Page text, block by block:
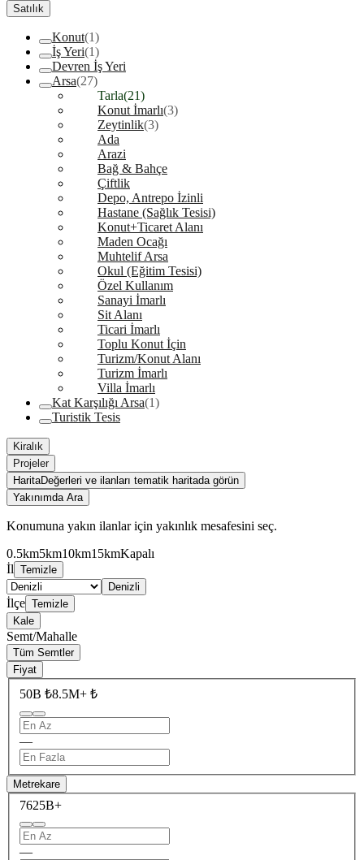
Satılık
Konut(1)
İş Yeri(1)
Devren İş Yeri
Arsa(27)
Tarla(21)
Konut İmarlı(3)
Zeytinlik(3)
Ada
Arazi
Bağ & Bahçe
Çiftlik
Depo, Antrepo İzinli
Hastane (Sağlık Tesisi)
Konut+Ticaret Alanı
Maden Ocağı
Muhtelif Arsa
Okul (Eğitim Tesisi)
Özel Kullanım
Sanayi İmarlı
Sit Alanı
Ticari İmarlı
Toplu Konut İçin
Turizm/Konut Alanı
Turizm İmarlı
Villa İmarlı
Kat Karşılığı Arsa(1)
Turistik Tesis
Kiralık
Projeler
HaritaDeğerleri ve ilanları tematik haritada görün
Yakınımda Ara
Konumuna yakın ilanlar için yakınlık mesafesini seç.
0.5km5km10km15kmKapalı
İl Temizle
Denizli
İlçe Temizle
Kale
Semt/Mahalle
Tüm Semtler
Fiyat
50B ₺8.5M+ ₺
—
Metrekare
7625B+
—